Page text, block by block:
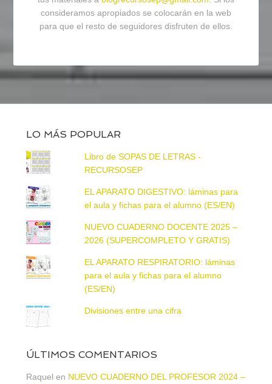
consideramos apropiados se colocarán en la web
para que el resto de seguidores disfruten de ellos.
LO MÁS POPULAR
Libro de SOPAS DE LETRAS -
RECURSOSEP
EL APARATO DIGESTIVO: láminas para
el aula y fichas para el alumno (ES/EN)
NUEVO CUADERNO DOCENTE 2025 –
2026 (SUPERCOMPLETO Y GRATIS)
EL APARATO RESPIRATORIO: láminas
para el aula y fichas para el alumno
(ES/EN)
Divisiones entre una cifra
ÚLTIMOS COMENTARIOS
Raquel en NUEVO CUADERNO DEL PROFESOR 2024 –